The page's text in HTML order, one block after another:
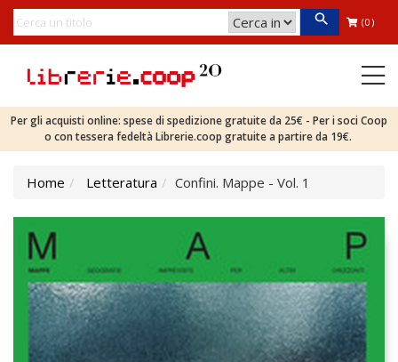
(0)
Per gli acquisti online: spese di spedizione gratuite da 25€ - Per i soci Coop
o con tessera fedeltà Librerie.coop gratuite a partire da 19€.
Home Letteratura Confini. Mappe - Vol. 1